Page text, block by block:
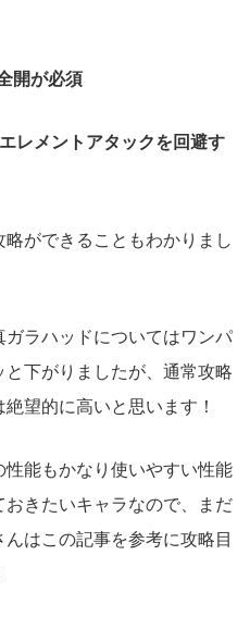
開が必須
レメントアタックを回避す
ができることもわかりまし
ラハッドについてはワンパ
下がりましたが、通常攻略
望的に高いと思います！
性能もかなり使いやすい性能
きたいキャラなので、まだ
はこの記事を参考に攻略目